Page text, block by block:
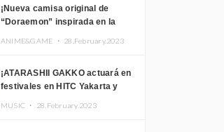
¡Nueva camisa original de
“Doraemon” inspirada en la
ANIME&GAME ・ 28.February.2023
¡ATARASHII GAKKO actuará en
festivales en HITC Yakarta y
MUSIC ・ 28.February.2023